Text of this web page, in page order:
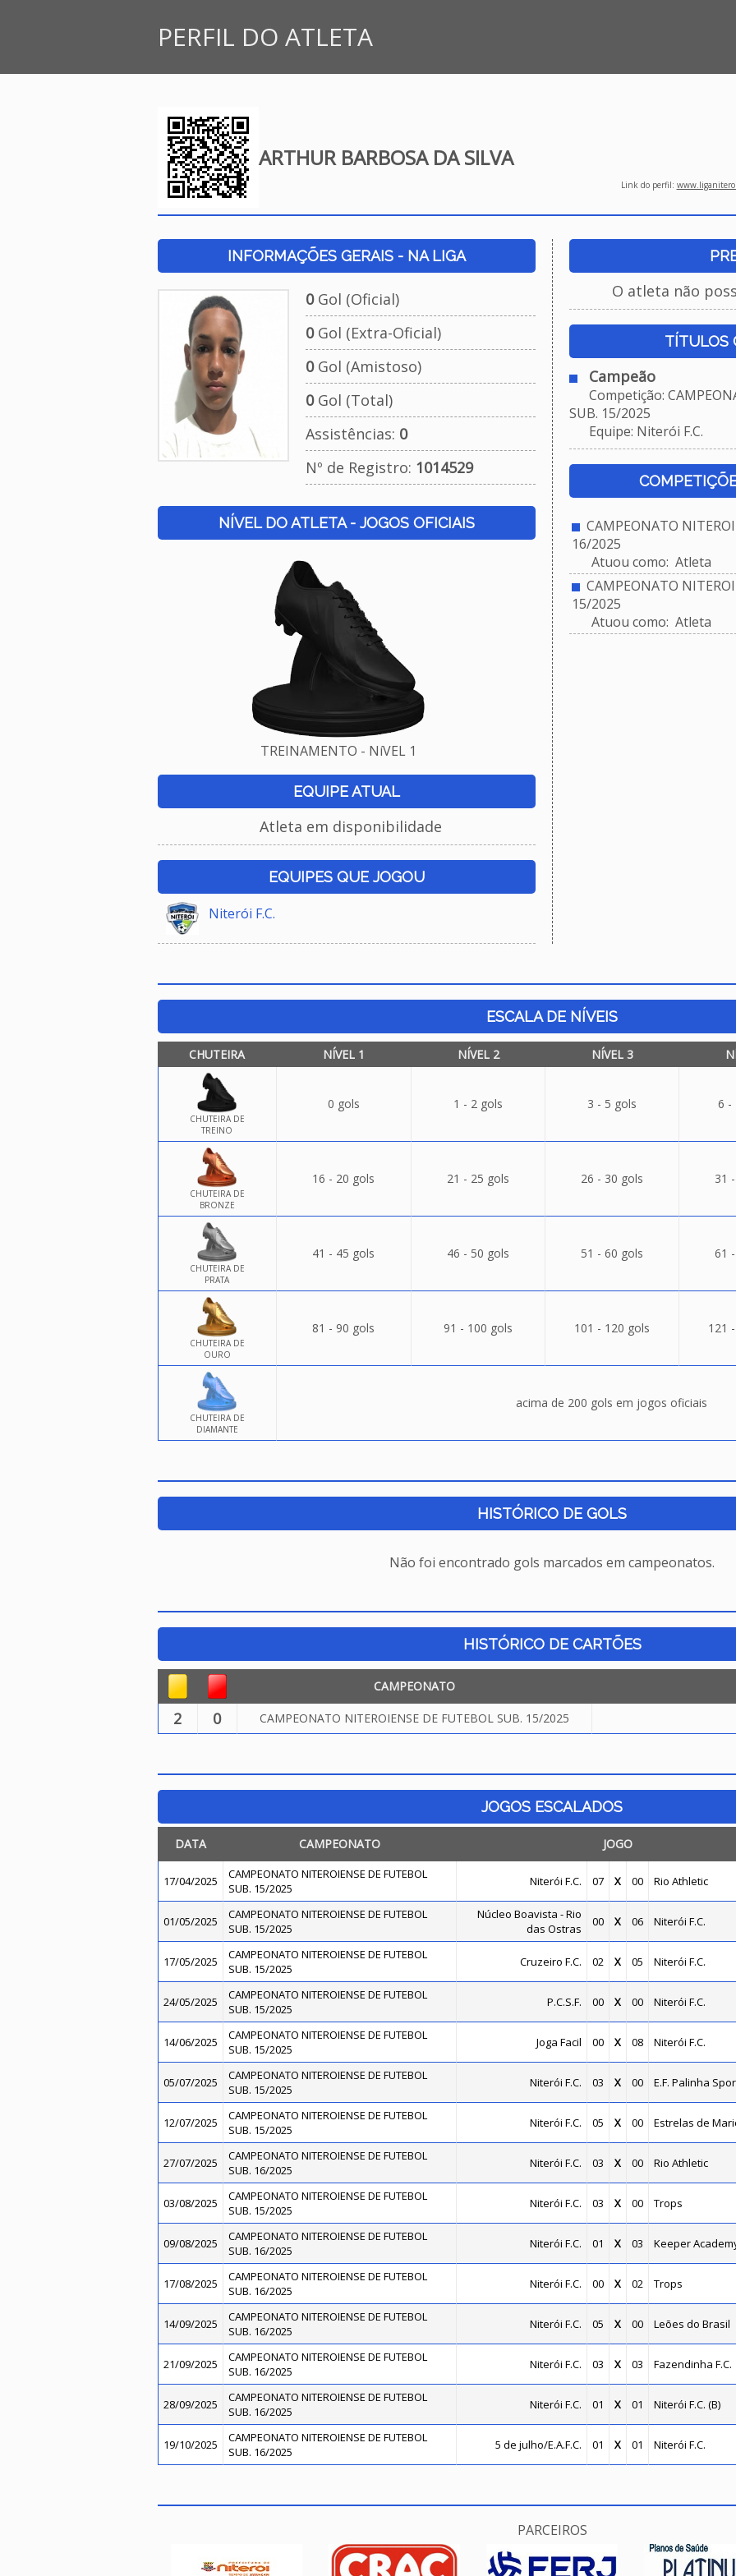
PERFIL DO ATLETA
ARTHUR BARBOSA DA SILVA
Link do perfil:
INFORMAÇÕES GERAIS - NA LIGA
0Gol (Oficial)
0Gol (Extra-Oficial)
0Gol (Amistoso)
0Gol (Total)
Assistências: 0
Nº de Registro: 1014529
NÍVEL DO ATLETA - JOGOS OFICIAIS
TREINAMENTO - NíVEL 1
EQUIPE ATUAL
Atleta em disponibilidade
EQUIPES QUE JOGOU
Niterói F.C.
O atleta não
TÍTULOS
Campeão
Competição:
SUB. 15/2025
Equipe: Niterói F.C.
CAMPEONATO
16/2025
Atuou como: Atleta
CAMPEONATO
15/2025
Atuou como: Atleta
ESCALA DE NÍVEIS
CHUTEIRA NÍVEL 1 NÍVEL 2 NÍVEL 3
CHUTEIRA DE
TREINO
0 gols 1 - 2 gols 3 - 5 gols 6 -
CHUTEIRA DE
BRONZE
16 - 20 gols 21 - 25 gols 26 - 30 gols 31
CHUTEIRA DE
PRATA
41 - 45 gols 46 - 50 gols 51 - 60 gols 61
CHUTEIRA DE
OURO
81 - 90 gols 91 - 100 gols 101 - 120 gols 121
CHUTEIRA DE
DIAMANTE
acima de 200 gols em jogos oficiais
HISTÓRICO DE GOLS
Não foi encontrado gols marcados em campeonatos.
HISTÓRICO DE CARTÕES
CAMPEONATO
2 0 CAMPEONATO NITEROIENSE DE FUTEBOL SUB. 15/2025
JOGOS ESCALADOS
DATA CAMPEONATO JOGO
17/04/2025
CAMPEONATO NITEROIENSE DE FUTEBOL
SUB. 15/2025
Niterói F.C. 07 X 00 Rio Athletic
01/05/2025
CAMPEONATO NITEROIENSE DE FUTEBOL
SUB. 15/2025
Núcleo Boavista - Rio
das Ostras
00 X 06 Niterói F.C.
17/05/2025
CAMPEONATO NITEROIENSE DE FUTEBOL
SUB. 15/2025
Cruzeiro F.C. 02 X 05 Niterói F.C.
24/05/2025
CAMPEONATO NITEROIENSE DE FUTEBOL
SUB. 15/2025
P.C.S.F. 00 X 00 Niterói F.C.
14/06/2025
CAMPEONATO NITEROIENSE DE FUTEBOL
SUB. 15/2025
Joga Facil 00 X 08 Niterói F.C.
05/07/2025
CAMPEONATO NITEROIENSE DE FUTEBOL
SUB. 15/2025
Niterói F.C. 03 X 00 E.F. Palinha
12/07/2025
CAMPEONATO NITEROIENSE DE FUTEBOL
SUB. 15/2025
Niterói F.C. 05 X 00 Estrelas de
27/07/2025
CAMPEONATO NITEROIENSE DE FUTEBOL
SUB. 16/2025
Niterói F.C. 03 X 00 Rio Athletic
03/08/2025
CAMPEONATO NITEROIENSE DE FUTEBOL
SUB. 15/2025
Niterói F.C. 03 X 00 Trops
09/08/2025
CAMPEONATO NITEROIENSE DE FUTEBOL
SUB. 16/2025
Niterói F.C. 01 X 03 Keeper
17/08/2025
CAMPEONATO NITEROIENSE DE FUTEBOL
SUB. 16/2025
Niterói F.C. 00 X 02 Trops
14/09/2025
CAMPEONATO NITEROIENSE DE FUTEBOL
SUB. 16/2025
Niterói F.C. 05 X 00 Leões do Brasil
21/09/2025
CAMPEONATO NITEROIENSE DE FUTEBOL
SUB. 16/2025
Niterói F.C. 03 X 03 Fazendinha F.C.
28/09/2025
CAMPEONATO NITEROIENSE DE FUTEBOL
SUB. 16/2025
Niterói F.C. 01 X 01 Niterói F.C. (B)
19/10/2025
CAMPEONATO NITEROIENSE DE FUTEBOL
SUB. 16/2025
5 de julho/E.A.F.C. 01 X 01 Niterói F.C.
PARCEIROS